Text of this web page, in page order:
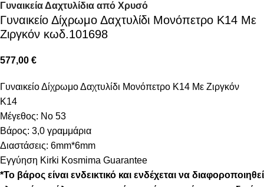
Γυναικεία Δαχτυλίδια από Χρυσό
Γυναικείο Δίχρωμο Δαχτυλίδι Μονόπετρο Κ14 Με
Ζιργκόν κωδ.101698
577,00 €
Γυναικείο Δίχρωμο Δαχτυλίδι Μονόπετρο Κ14 Με Ζιργκόν
K14
Μέγεθος: Νο 53
Βάρος: 3,0 γραμμάρια
Διαστάσεις: 6mm*6mm
Εγγύηση Kirki Kosmima Guarantee
*Το βάρος είναι ενδεικτικό και ενδέχεται να διαφοροποιηθεί